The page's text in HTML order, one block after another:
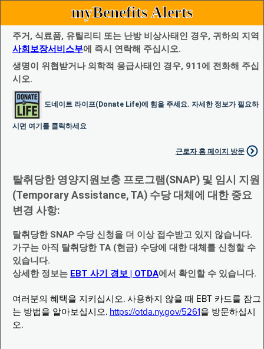
myBenefits Alerts
주거, 식료품, 유틸리티 또는 난방 비상사태인 경우, 귀하의 지역
사회보장서비스부에 즉시 연락해 주십시오.
생명이 위협받거나 의학적 응급사태인 경우, 911에 전화해 주십
시오.
도네이트 라이프(Donate Life)에 힘을 주세요. 자세한 정보가 필요하
시면 여기를 클릭하세요
근로자 홈 페이지 방문
탈취당한 영양지원보충 프로그램(SNAP) 및 임시 지원
(Temporary Assistance, TA) 수당 대체에 대한 중요
변경 사항:
탈취당한 SNAP 수당 신청을 더 이상 접수받고 있지 않습니다.
가구는 아직 탈취당한 TA (현금) 수당에 대한 대체를 신청할 수
있습니다.
상세한 정보는 EBT 사기 경보 | OTDA에서 확인할 수 있습니다.
여러분의 혜택을 지키십시오. 사용하지 않을 때 EBT 카드를 잠그
는 방법을 알아보십시오. https://otda.ny.gov/5261 을 방문하십시
오.